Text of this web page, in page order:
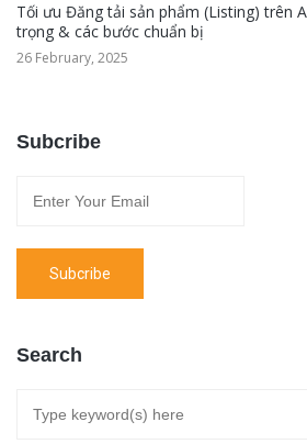
Tối ưu Đăng tải sản phẩm (Listing) trên
trọng & các bước chuẩn bị
26 February, 2025
Subcribe
Search